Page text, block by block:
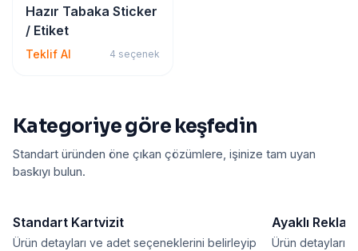
Sticker & Etiket
Hazır Tabaka Sticker
/ Etiket
Teklif Al 4 seçenek
Kategoriye göre keşfedin
Standart üründen öne çıkan çözümlere, işinize tam uyan
baskıyı bulun.
Standart Kartvizit
Ürün detayları ve adet seçeneklerini belirleyip
Ayaklı
Ürün detayları